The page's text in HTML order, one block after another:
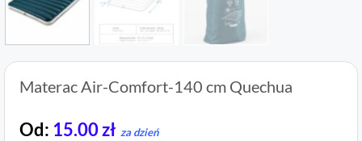
Materac Air-Comfort-140 cm Quechua
Od: 15.00zł za dzień